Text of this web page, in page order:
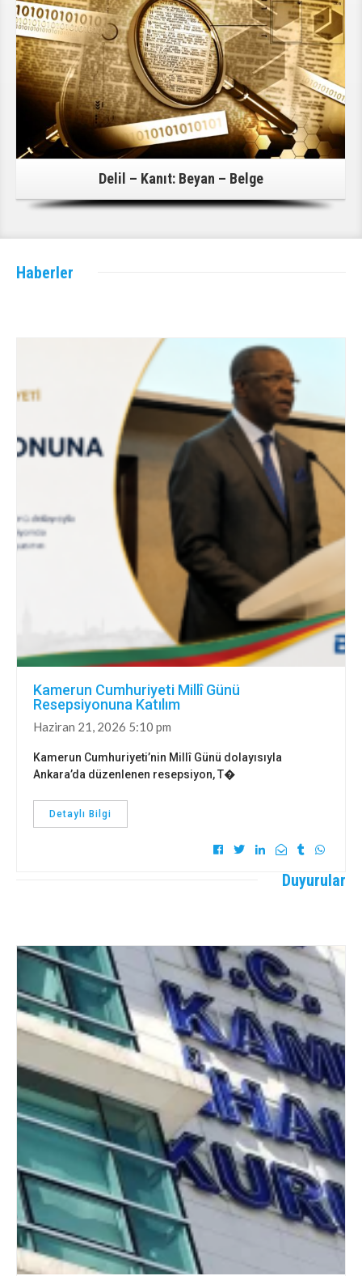
Delil – Kanıt: Beyan – Belge
Haberler
Kamerun Cumhuriyeti Millî Günü
Resepsiyonuna Katılım
Haziran 21, 2026 5:10 pm
Kamerun Cumhuriyeti’nin Millî Günü dolayısıyla
Ankara’da düzenlenen resepsiyon, T�
Detaylı Bilgi
Duyurular